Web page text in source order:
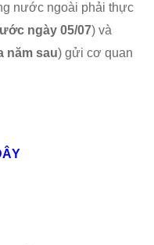
nước ngoài phải thực
ngày 05/07) và
năm sau) gửi cơ quan